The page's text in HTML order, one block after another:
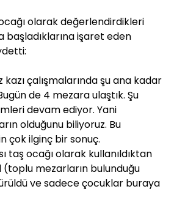
olarak değerlendirdikleri
başladıklarına işaret eden
kazı çalışmalarında şu ana kadar
de 4 mezara ulaştık. Şu
devam ediyor. Yani
olduğunu biliyoruz. Bu
çok ilginç bir sonuç.
taş ocağı olarak kullanıldıktan
mezarların bulunduğu
ve sadece çocuklar buraya